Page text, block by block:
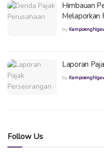
Himbauan
Melaporkan
by
Laporan
by
Follow Us